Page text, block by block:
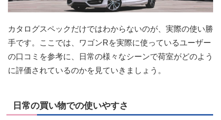
カタログスペックだけではわからないのが、実際の使い勝
手です。ここでは、ワゴンRを実際に使っているユーザー
の口コミを参考に、日常の様々なシーンで荷室がどのよう
に評価されているのかを見ていきましょう。
日常の買い物での使いやすさ